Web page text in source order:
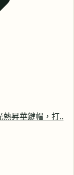
熱昇華鍵帽，打..